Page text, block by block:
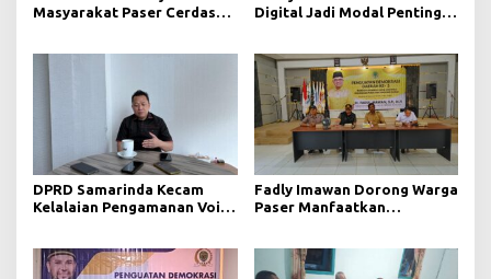
Masyarakat Paser Cerdas
Digital Jadi Modal Penting
DPRD Samarinda Kecam
Kelalaian Pengamanan Void
Fadly Imawan Dorong Warga
Paser Manfaatkan
Pemerintahan